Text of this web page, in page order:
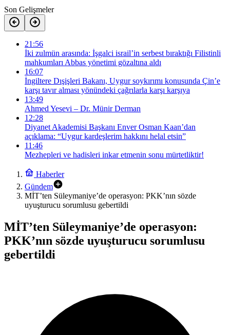
Son Gelişmeler
21:56
İki zulmün arasında: İşgalci israil’in serbest bıraktığı Filistinli
mahkumları Abbas yönetimi gözaltına aldı
16:07
İngiltere Dışişleri Bakanı, Uygur soykırımı konusunda Çin’e
karşı tavır alması yönündeki çağrılarla karşı karşıya
13:49
Ahmed Yesevi – Dr. Münir Derman
12:28
Diyanet Akademisi Başkanı Enver Osman Kaan’dan
açıklama: “Uygur kardeşlerim hakkını helal etsin”
11:46
Mezhepleri ve hadisleri inkar etmenin sonu mürtetliktir!
Haberler
Gündem
MİT’ten Süleymaniye’de operasyon: PKK’nın sözde
uyuşturucu sorumlusu gebertildi
MİT’ten Süleymaniye’de operasyon:
PKK’nın sözde uyuşturucu sorumlusu
gebertildi